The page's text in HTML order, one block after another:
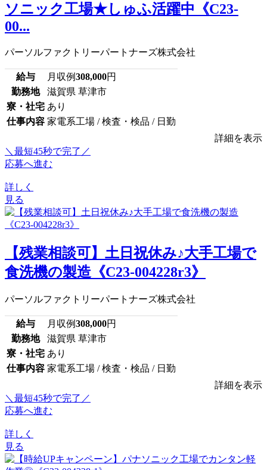
ソニック工場★しゅふ活躍中《C23-
00...
パーソルファクトリーパートナーズ株式会社
給与 月収例308,000円
勤務地
滋賀県 草津市
寮・社宅 あり
仕事内容 家電系工場 / 検査・検品 / 日勤
詳細を表示
＼最短45秒で完了／
応募へ進む
詳しく
見る
【残業相談可】土日祝休み♪大手工場で
食洗機の製造《C23-004228r3》
パーソルファクトリーパートナーズ株式会社
給与 月収例308,000円
勤務地
滋賀県 草津市
寮・社宅 あり
仕事内容 家電系工場 / 検査・検品 / 日勤
詳細を表示
＼最短45秒で完了／
応募へ進む
詳しく
見る